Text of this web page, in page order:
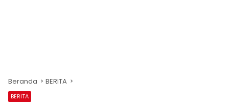
Beranda BERITA
BERITA